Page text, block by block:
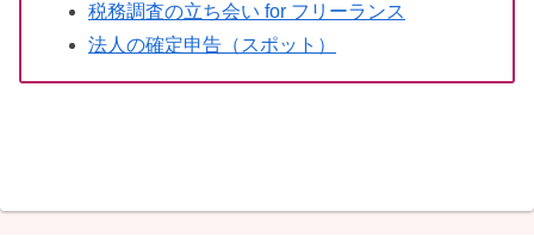
税務調査の立ち会い for フリーランス
法人の確定申告（スポット）